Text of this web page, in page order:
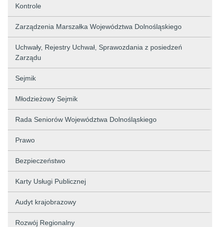
Kontrole
Zarządzenia Marszałka Województwa Dolnośląskiego
Uchwały, Rejestry Uchwał, Sprawozdania z posiedzeń
Zarządu
Sejmik
Młodzieżowy Sejmik
Rada Seniorów Województwa Dolnośląskiego
Prawo
Bezpieczeństwo
Karty Usługi Publicznej
Audyt krajobrazowy
Rozwój Regionalny